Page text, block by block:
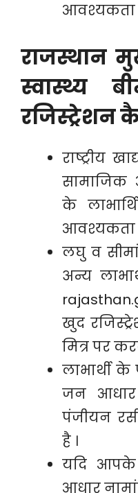
आवश्यकता
राजस्थान
स्वास्थ्य
रजिस्ट्रेशन
राष्ट्रीय
सामाजिक
के
आवश्यकता
लघु व
अन्य
खुद
मित्र पर
लाभार्थी
जन
पंजीयन
है ।
यदि आपके
आधार